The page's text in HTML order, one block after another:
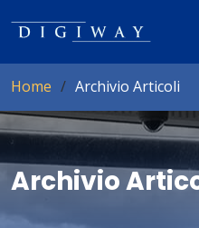
Home Archivio Articoli
Archivio